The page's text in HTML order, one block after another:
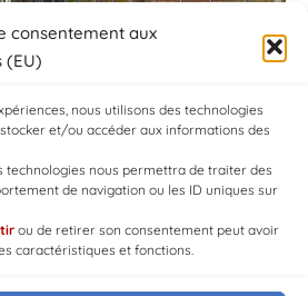
consentement aux
(EU)
nous utilisons des technologies
et/ou accéder aux informations des
technologies nous permettra de traiter des
de navigation ou les ID uniques sur
ou de retirer son consentement peut avoir
caractéristiques et fonctions.